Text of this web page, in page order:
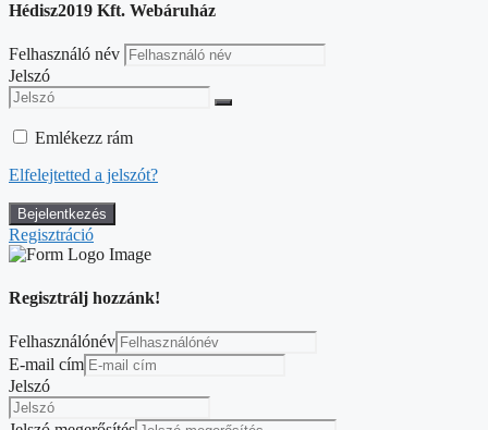
Hédisz2019 Kft. Webáruház
Felhasználó név
Jelszó
Emlékezz rám
Elfelejtetted a jelszót?
Regisztráció
Regisztrálj hozzánk!
Felhasználónév
E-mail cím
Jelszó